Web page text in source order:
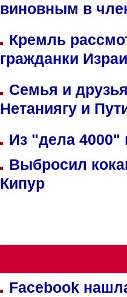
виновным в
Кремль
гражданки
Семья и
Нетаниягу и
Из "дела 4000"
Выбросил
Кипур
Facebook